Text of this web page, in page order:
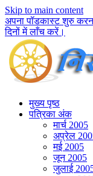
Skip to main content
अपना पॉडकास्ट शुरु
दिनों में लाँच करें।
मुख्य पृष्ठ
पत्रिका अंक
मार्च 2005
अप्रेल
मई 2005
जून 2005
जुलाई